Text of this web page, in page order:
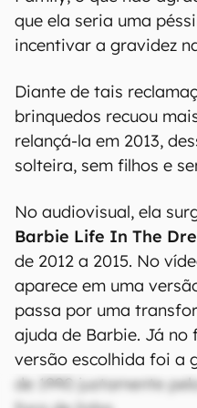
que ela seria uma
incentivar a gravidez
Diante de tais
brinquedos recuou
relançá-la em 2013,
solteira, sem filhos e
No audiovisual, ela
Barbie Life In The
de 2012 a 2015. No
aparece em uma
passa por uma
ajuda de Barbie. Já no
versão escolhida foi a
de 1990 justamente